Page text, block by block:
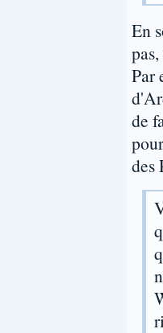
En
Par
de
des